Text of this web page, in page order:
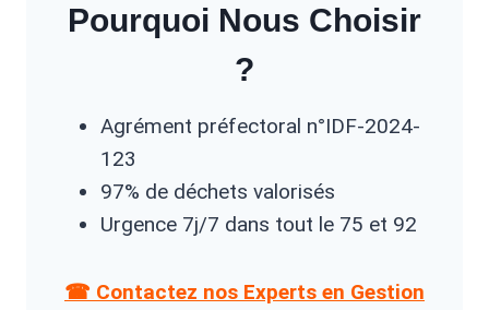
Pourquoi Nous Choisir
?
Agrément préfectoral n°IDF-2024-
123
97% de déchets valorisés
Urgence 7j/7 dans tout le 75 et 92
☎ Contactez nos Experts en Gestion